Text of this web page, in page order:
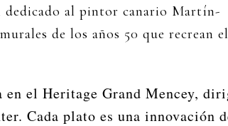
dedicado al pintor canario Martín-
de los años 50 que recrean el